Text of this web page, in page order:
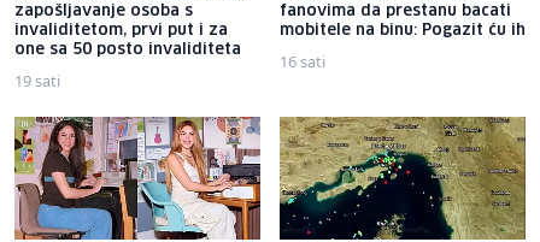
zapošljavanje osoba s
invaliditetom, prvi put i za
one sa 50 posto invaliditeta
19 sati
fanovima da prestanu bacati
mobitele na binu: Pogazit ću ih
16 sati